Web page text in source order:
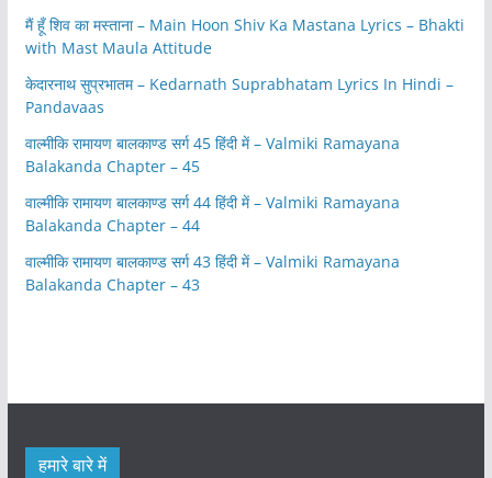
मैं हूँ शिव का मस्ताना – Main Hoon Shiv Ka Mastana Lyrics – Bhakti
with Mast Maula Attitude
केदारनाथ सुप्रभातम – Kedarnath Suprabhatam Lyrics In Hindi –
Pandavaas
वाल्मीकि रामायण बालकाण्ड सर्ग 45 हिंदी में – Valmiki Ramayana
Balakanda Chapter – 45
वाल्मीकि रामायण बालकाण्ड सर्ग 44 हिंदी में – Valmiki Ramayana
Balakanda Chapter – 44
वाल्मीकि रामायण बालकाण्ड सर्ग 43 हिंदी में – Valmiki Ramayana
Balakanda Chapter – 43
हमारे बारे में